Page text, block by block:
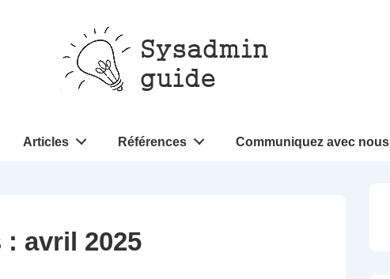
Articles Références Communiquez avec nous
: avril 2025